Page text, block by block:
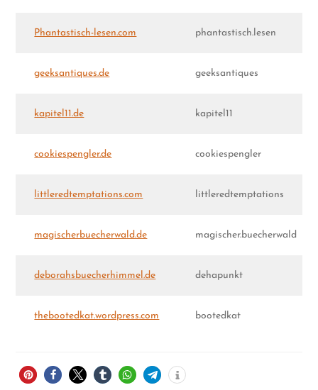
Phantastisch-lesen.com phantastisch.lesen
geeksantiques.de geeksantiques
kapitel11.de kapitel11
cookiespengler.de cookiespengler
littleredtemptations.com littleredtemptations
magischerbuecherwald.de magischer.buecherwald
deborahsbuecherhimmel.de dehapunkt
thebootedkat.wordpress.com bootedkat